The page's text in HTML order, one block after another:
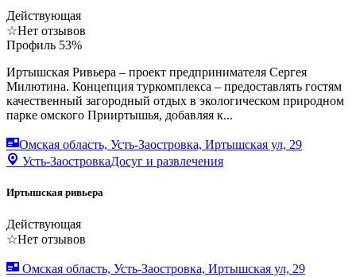
Действующая
☆Нет отзывов
Профиль 53%
Иртышская Ривьера – проект предпринимателя Сергея
Милютина. Концепция туркомплекса – предоставлять гостям
качественный загородный отдых в экологическом природном
парке омского Прииртышья, добавляя к...
Омская область, Усть-Заостровка, Иртышская ул, 29
Усть-ЗаостровкаДосуг и развлечения
Иртышская ривьера
Действующая
☆Нет отзывов
Омская область, Усть-Заостровка, Иртышская ул, 29